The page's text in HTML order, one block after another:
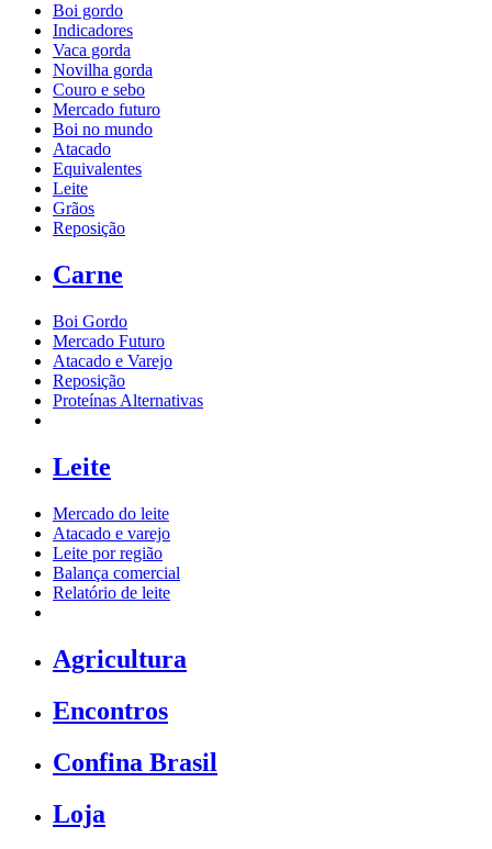
Boi gordo
Indicadores
Vaca gorda
Novilha gorda
Couro e sebo
Mercado futuro
Boi no mundo
Atacado
Equivalentes
Leite
Grãos
Reposição
Carne
Boi Gordo
Mercado Futuro
Atacado e Varejo
Reposição
Proteínas Alternativas
Leite
Mercado do leite
Atacado e varejo
Leite por região
Balança comercial
Relatório de leite
Agricultura
Encontros
Confina Brasil
Loja